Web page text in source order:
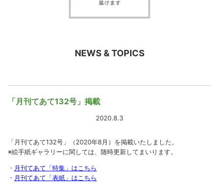
NEWS & TOPICS
「月刊てあて132号」掲載
2020.8.3
「月刊てあて132号」（2020年8月）を掲載いたしました。
※絵手紙ギャラリーに関しては、随時更新してまいります。
・ 月刊てあて「特集」はこちら
・ 月刊てあて「表紙」はこちら